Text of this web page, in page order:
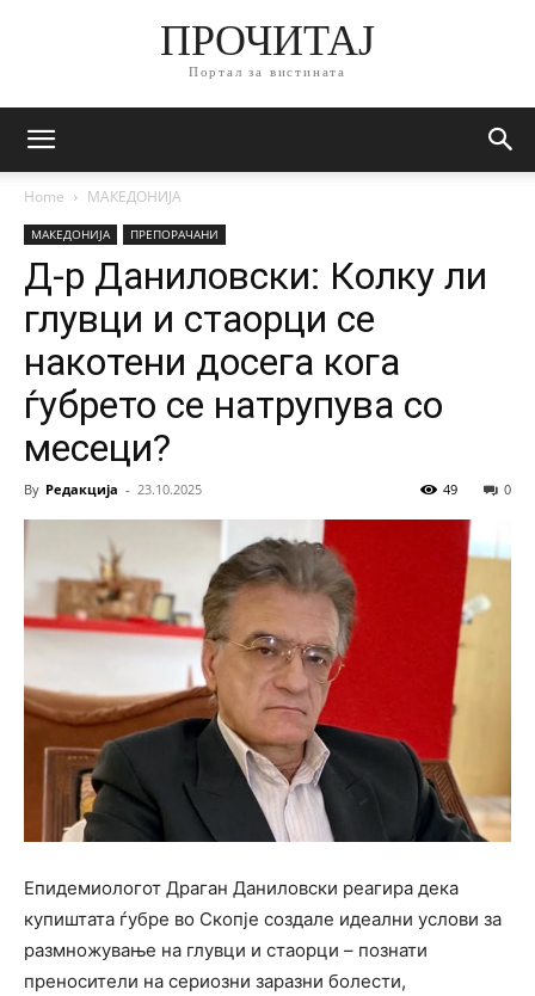
ПРОЧИТАЈ
Портал за вистината
Home МАКЕДОНИЈА
МАКЕДОНИЈА ПРЕПОРАЧАНИ
Д-р Даниловски: Колку ли
глувци и стаорци се
накотени досега кога
ѓубрето се натрупува со
месеци?
By Редакција - 23.10.2025 0
49
Епидемиологот Драган Даниловски реагира дека
купиштата ѓубре во Скопје создале идеални услови за
размножување на глувци и стаорци – познати
преносители на сериозни заразни болести,